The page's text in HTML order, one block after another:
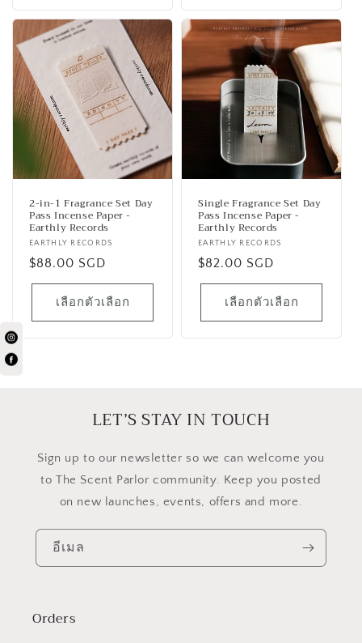
2-in-1 Fragrance Set Day
Pass Incense Paper -
Earthly Records
เวน
เด
EARTHLY RECORDS
ราคา
ปกติ
$88.00 SGD
เลือกตัวเลือก
Single Fragrance Set Day
Pass Incense Paper -
Earthly Records
เวน
เด
EARTHLY RECORDS
ราคา
ปกติ
$82.00 SGD
เลือกตัวเลือก
LET’S STAY IN TOUCH
​Sign up to our newsletter so we can welcome you
to The Scent Parlor community. Keep you posted
on new launches, events, offers and more.
อีเมล
Orders